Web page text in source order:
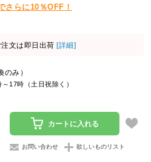
さらに10％OFF！
文は即日出荷 [詳細]
み）
17時（土日祝除く）
カートに入れる
お問い合わせ 欲しいものリスト